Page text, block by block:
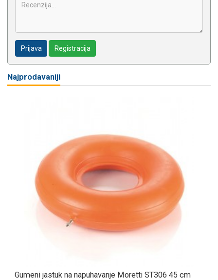
Prijava Registracija
Najprodavaniji
Gumeni jastuk na napuhavanje Moretti ST306 45 cm